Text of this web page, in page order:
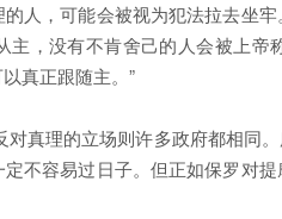
人，可能会被视为犯法拉去坐
主，没有不肯舍己的人会被上
真正跟随主。”
对真理的立场则许多政府都相同
不容易过日子。但正如保罗对